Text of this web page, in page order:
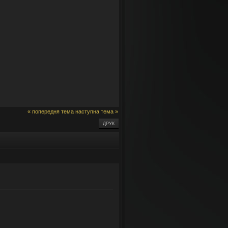
« попередня тема наступна тема »
ДРУК